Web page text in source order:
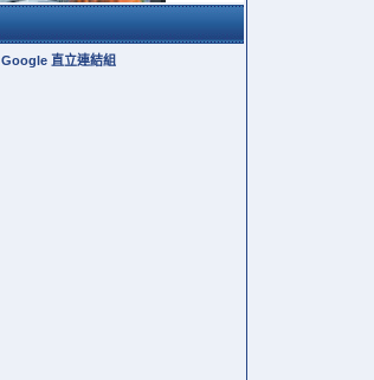
Google 直立連結組